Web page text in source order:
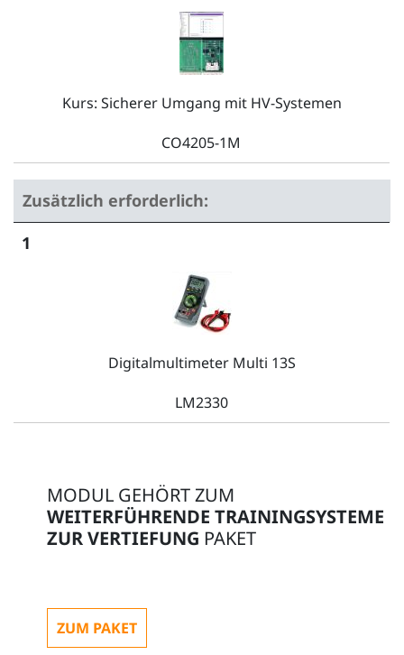
Kurs: Sicherer Umgang mit HV-Systemen
CO4205-1M
Zusätzlich erforderlich:
1
Digitalmultimeter Multi 13S
LM2330
MODUL GEHÖRT ZUM
WEITERFÜHRENDE TRAININGSYSTEME
ZUR VERTIEFUNG PAKET
ZUM PAKET